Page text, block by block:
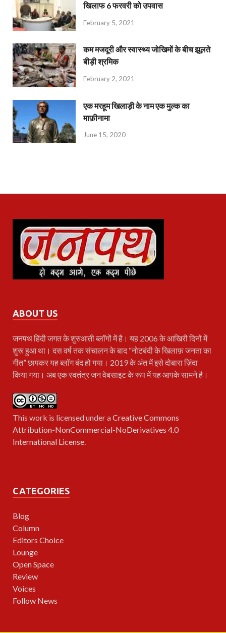
खिलाफ 6 फरवरी को उपवास
February 5, 2021
कम मजदूरी और स्वास्थ्य जोखिमों के बीच झूलते
बीड़ी श्रमिक
February 2, 2021
एक मरहूम खिलाड़ी के नाम एक मुल्क का
माफ़ीनामा
June 15, 2020
ABOUT US
जनपथहिंदी जगत के शुरुआती ब्लॉगों में है। यह 2006 के आखिरी दिनों में
शुरू हुआ था। दस वर्ष तक संचालन के बाद “नोटबंदी के खिलाफ़ जनता का
गीत” छापकर यह ब्लॉग बंद हो गया। 2019 के अंत में इसे दोबारा ज़िंदा
किया गया। अब एक स्वतंत्र जन वेबसाइट के रूप में यह आपके सामने है।
This work is licensed under aCreative Commons
Attribution-NonCommercial-NoDerivatives 4.0
International License
CATEGORIES
Blog
Column
Editors Choice
Lounge
Open Space
Review
Voices
Follow News